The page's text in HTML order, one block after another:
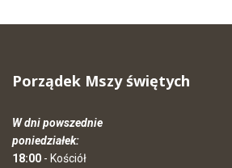
Porządek Mszy świętych
W dni powszednie
poniedziałek:
18:00 - Kościół